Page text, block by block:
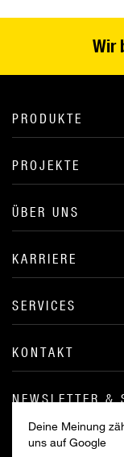
Deine Meinung
uns auf Google
Wir
PRODUKTE
PROJEKTE
ÜBER UNS
KARRIERE
SERVICES
KONTAKT
NEWSLETTER &